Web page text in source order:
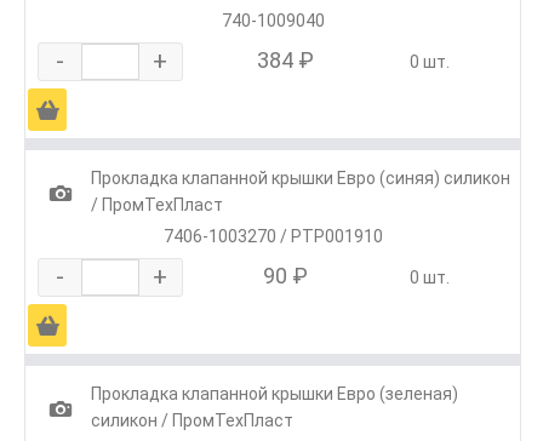
740-1009040
- + 384 ₽ 0 шт.
Ä
1
Прокладка клапанной крышки Евро (синяя) силикон
/ ПромТехПласт
7406-1003270 / РТР001910
- + 90 ₽ 0 шт.
Ä
1
Прокладка клапанной крышки Евро (зеленая)
силикон / ПромТехПласт